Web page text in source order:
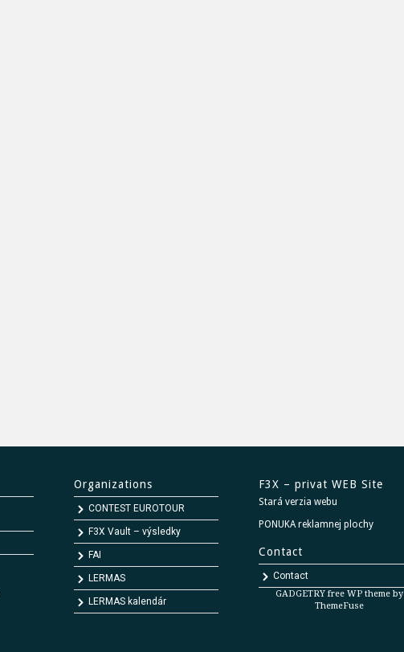
Organizations
CONTEST EUROTOUR
F3X Vault – výsledky
FAI
LERMAS
LERMAS kalendár
F3X – privat WEB Site
Stará verzia webu
PONUKA reklamnej plochy
Contact
Contact
GADGETRY free WP theme by
ThemeFuse